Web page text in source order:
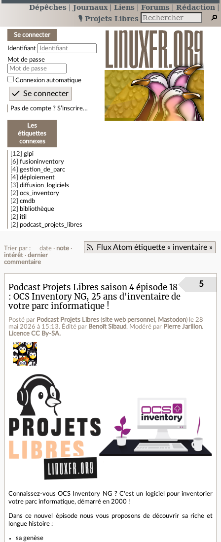
Dépêches Journaux Liens Forums
Rédaction
🎙️ Projets Libres
Se connecter
Identifiant
Mot de passe
Connexion automatique
Pas de compte ? S’inscrire…
Les
étiquettes
connexes
12
glpi
6
fusioninventory
4
gestion_de_parc
4
déploiement
3
diffusion_logiciels
2
ocs_inventory
2
cmdb
2
bibliothèque
2
itil
2
podcast_projets_libres
Flux Atom étiquette « inventaire »
Trier par : date
note
intérêt
dernier
commentaire
Podcast Projets Libres saison 4 épisode 18
: OCS Inventory NG, 25 ans d'inventaire de
votre parc informatique !
Posté par Podcast Projets Libres (site web personnel , Mastodon) le 28
mai 2026 à 15:13. Édité par Benoît Sibaud. Modéré par Pierre Jarillon.
Licence CC By‑SA.
5
Connaissez-vous OCS Inventory NG ? C'est un logiciel pour inventorier
votre parc informatique, démarré en 2000 !
Dans ce nouvel épisode nous vous proposons de découvrir sa riche et
longue histoire :
sa genèse